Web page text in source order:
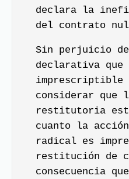
declara la
del contrato
Sin perjuicio
declarativa que
imprescriptible
considerar que
restitutoria
cuanto la
radical es
restitución de
consecuencia